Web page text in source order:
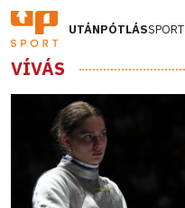
UTÁNPÓTLÁSSPORT
VÍVÁS